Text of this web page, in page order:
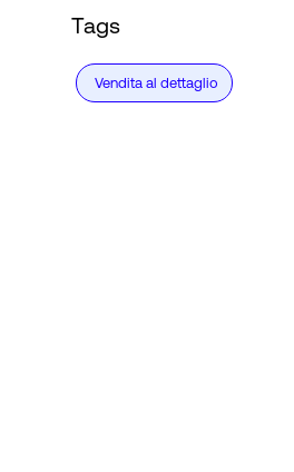
Tags
Vendita al dettaglio